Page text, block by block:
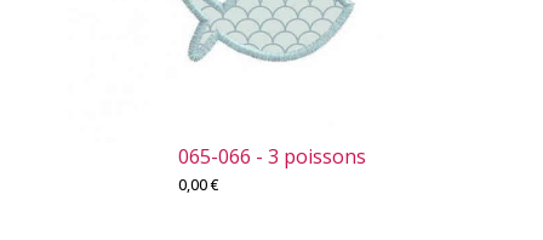
065-066 - 3 poissons
0,00€